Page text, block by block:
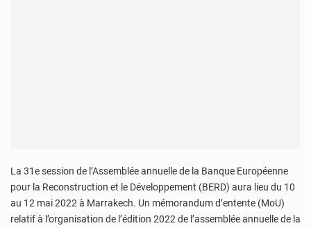
La 31e session de l’Assemblée annuelle de la Banque Européenne
pour la Reconstruction et le Développement (BERD) aura lieu du 10
au 12 mai 2022 à Marrakech. Un mémorandum d’entente (MoU)
relatif à l’organisation de l’édition 2022 de l’assemblée annuelle de la